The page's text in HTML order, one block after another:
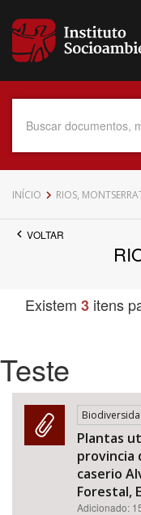
para
conteúdo
Data do Documento
Tema
INÍCIO RIOS,
VOLTAR
Existem 3 itens
Teste
Plantas
provincia
caserio
Forestal,
Adicionado: